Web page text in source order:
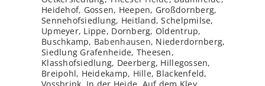
Heidehof, Gossen, Heepen, Großdornberg,
Sennehofsiedlung, Heitland, Schelpmilse,
Upmeyer, Lippe, Dornberg, Oldentrup,
Buschkamp, Babenhausen, Niederdornberg,
Siedlung Grafenheide, Theesen,
Klasshofsiedlung, Deerberg, Hillegossen,
Breipohl, Heidekamp, Hille, Blackenfeld,